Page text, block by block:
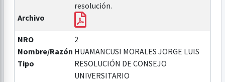
resolución.
Archivo
NRO
2
Nombre/Razón HUAMANCUSI MORALES JORGE LUIS
Tipo
RESOLUCIÓN DE CONSEJO
UNIVERSITARIO